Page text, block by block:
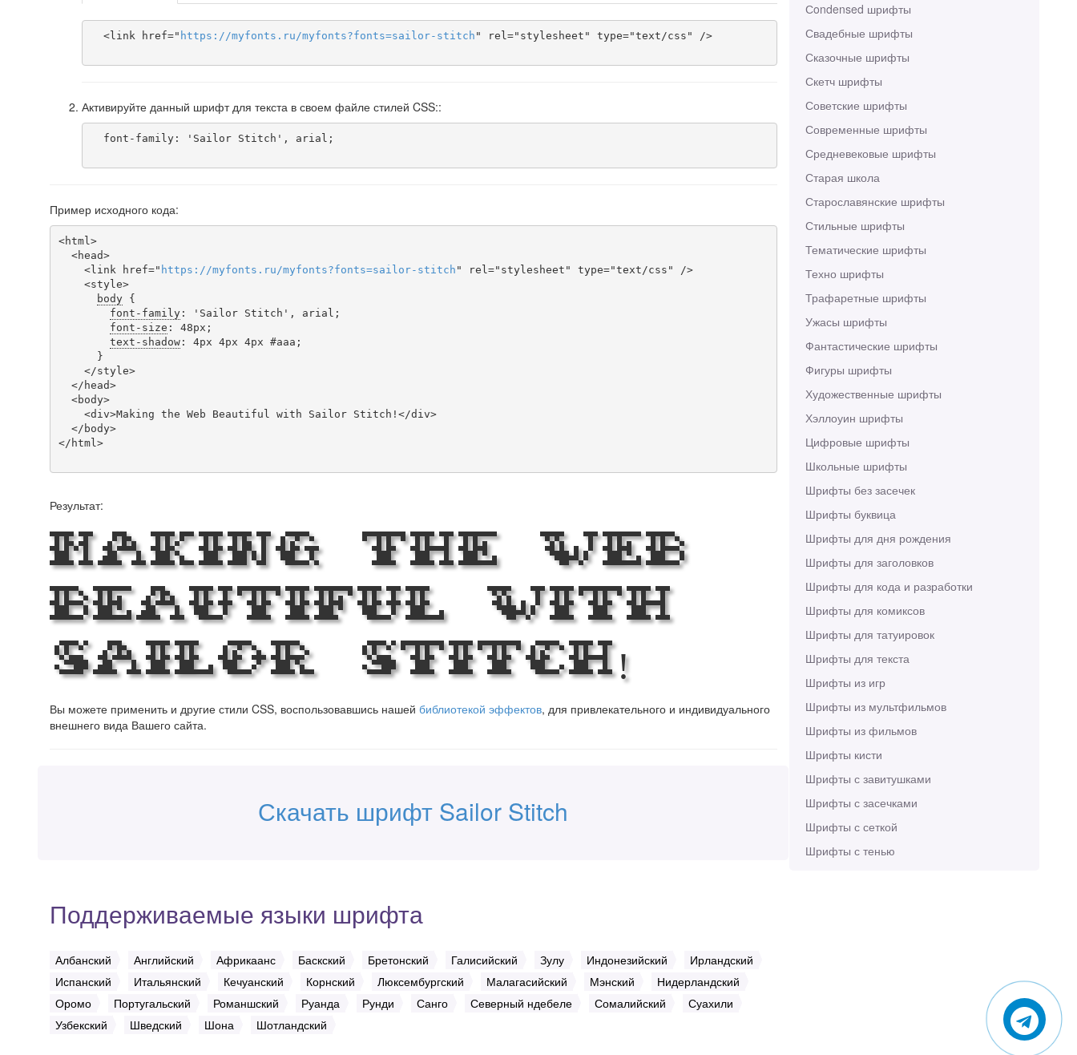
Сondensed шрифты
Свадебные шрифты
Сказочные шрифты
Скетч шрифты
Советские шрифты
Современные шрифты
Средневековые шрифты
Старая школа
Старославянские шрифты
Стильные шрифты
Тематические шрифты
Техно шрифты
Трафаретные шрифты
Ужасы шрифты
Фантастические шрифты
Фигуры шрифты
Художественные шрифты
Хэллоуин шрифты
Цифровые шрифты
Школьные шрифты
Шрифты без засечек
Шрифты буквица
Шрифты для дня рождения
Шрифты для заголовков
Шрифты для кода и разработки
Шрифты для комиксов
Шрифты для татуировок
Шрифты для текста
Шрифты из игр
Шрифты из мультфильмов
Шрифты из фильмов
Шрифты кисти
Шрифты с завитушками
Шрифты с засечками
Шрифты с сеткой
Шрифты с тенью
  <link href="
https ://myfonts . ru /myfonts?fonts=sailor-stitch " rel="stylesheet" type="text/css" />
Активируйте данный шрифт для текста в своем файле стилей CSS::
Пример исходного кода:
<html>
    <link href="
https ://myfonts . ru /myfonts?fonts=sailor-stitch " rel="stylesheet" type="text/css" />
body {
font-family: 'Sailor Stitch', arial;
font-size : 48px;
text-shadow: 4px 4px 4px #aaa;
</html>
Результат:
Making the Web
Beautiful with
Sailor Stitch!
Вы можете применить и другие стили CSS, воспользовавшись нашей библиотекой эффектов, для привлекательного и индивидуального
внешнего вида Вашего сайта.
Скачать шрифт Sailor Stitch
Поддерживаемые языки шрифта
Албанский Английский Африкаанс Баскский Бретонский Галисийский Зулу Индонезийский
Ирландский
Испанский
Итальянский Кечуанский Корнский Люксембургский Малагасийский Мэнский
Нидерландский
Оромо
Португальский Романшский Руанда Рунди Санго Северный ндебеле Сомалийский
Суахили
Узбекский
Шведский Шона Шотландский